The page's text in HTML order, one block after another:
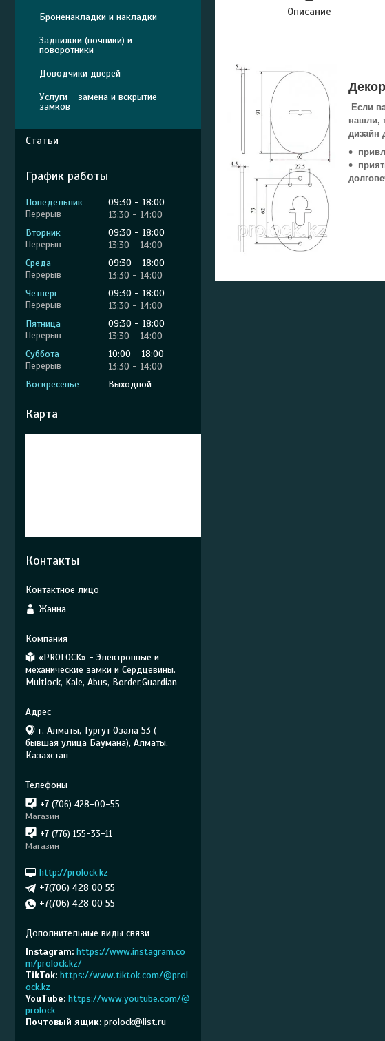
Описание
Если
нашли,
дизайн
Броненакладки и накладки
Задвижки (ночники) и
поворотники
Доводчики дверей
Услуги - замена и вскрытие
замков
Статьи
График работы
Понедельник 09:30
18:00
13:30
14:00
Вторник
09:30
18:00
13:30
14:00
Среда
09:30
18:00
13:30
14:00
Четверг
09:30
18:00
13:30
14:00
Пятница
09:30
18:00
13:30
14:00
Суббота
10:00
18:00
13:30
14:00
Воскресенье
Выходной
Карта
Контакты
Жанна
«PROLOCK» - Электронные и
механические замки и Сердцевины.
Multlock, Kale, Abus, Border,Guardian
г. Алматы, Тургут Озала 53 (
бывшая улица Баумана), Алматы,
Казахстан
+7 (706) 428-00-55
Магазин
+7 (776) 155-33-11
Магазин
http://prolock.kz
+7(706) 428 00 55
+7(706) 428 00 55
Instagram https://www.instagram.co
m/prolock.kz/
TikTok https://www.tiktok.com/@prol
ock.kz
YouTube https://www.youtube.com/@
prolock
Почтовый ящик prolock@list.ru